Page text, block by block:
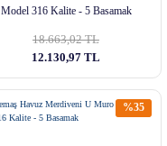
Model 316 Kalite - 5 Basamak
18.663,02 TL
12.130,97 TL
%35